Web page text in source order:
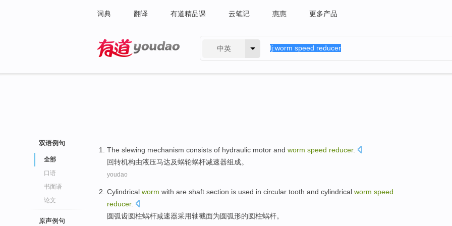
词典 翻译 有道精品课 云笔记 惠惠 更多产品
中英
双语例句
全部
口语
书面语
论文
原声例句
The slewing mechanism consists of hydraulic motor and worm speed reducer.
回转机构由液压马达及蜗轮蜗杆减速器组成。
youdao
Cylindrical worm with are shaft section is used in circular tooth and cylindrical worm speed
reducer.
圆弧齿圆柱蜗杆减速器采用轴截面为圆弧形的圆柱蜗杆。